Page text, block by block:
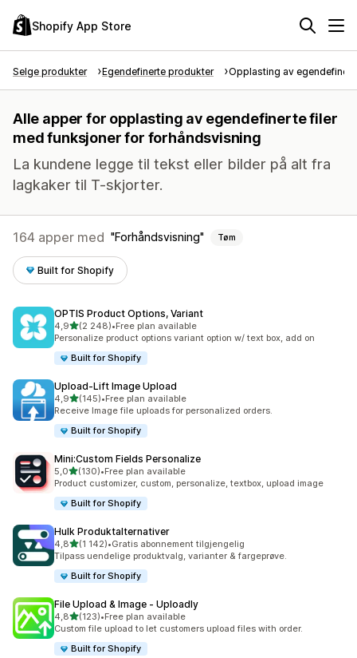
Shopify App Store
Selge produkter Egendefinerte produkter Opplasting av
Alle apper for opplasting av egendefinerte filer
med funksjoner for forhåndsvisning
La kundene legge til tekst eller bilder på alt fra
lagkaker til T-skjorter.
164 apper med Forhåndsvisning Tøm
Built for Shopify
OPTIS Product Options, Variant
4,9av 5 stjerner
(2 248)
Totalt 2248 omtaler
•Free plan available
Personalize product options variant option w/ text box, add on
Built for Shopify
Upload‑Lift Image Upload
4,9av 5 stjerner
(145)
Totalt 145 omtaler
•Free plan available
Receive Image file uploads for personalized orders.
Built for Shopify
Mini:Custom Fields Personalize
5,0av 5 stjerner
(130)
Totalt 130 omtaler
•Free plan available
Product customizer, custom, personalize, textbox, upload image
Built for Shopify
Hulk Produktalternativer
4,8av 5 stjerner
(1 142)
Totalt 1142 omtaler
•Gratis abonnement tilgjengelig
Tilpass uendelige produktvalg, varianter & fargeprøve.
Built for Shopify
File Upload & Image ‑ Uploadly
4,8av 5 stjerner
(123)
Totalt 123 omtaler
•Free plan available
Custom file upload to let customers upload files with order.
Built for Shopify